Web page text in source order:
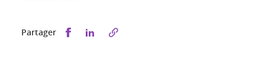
Partager Partager sur Facebook
Partager sur LinkedIn